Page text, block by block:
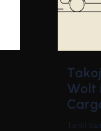
Wolt
Tanel